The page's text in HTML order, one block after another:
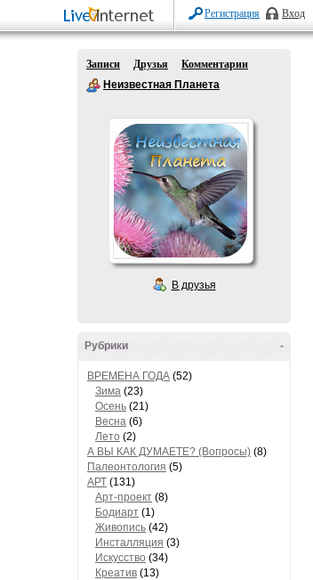
Регистрация Вход
Записи Друзья
Комментарии
Неизвестная Планета
В друзья
-
Рубрики
ВРЕМЕНА ГОДА (52)
Зима (23)
Осень (21)
Весна (6)
Лето (2)
А ВЫ КАК ДУМАЕТЕ? (Вопросы) (8)
Палеонтология (5)
АРТ (131)
Арт-проект (8)
Бодиарт (1)
Живопись (42)
Инсталляция (3)
Искусство (34)
Креатив (13)